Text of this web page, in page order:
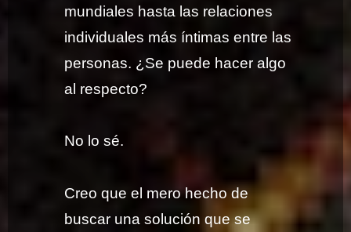
mundiales hasta las relaciones
individuales más íntimas entre las
personas. ¿Se puede hacer algo
al respecto?
No lo sé.
Creo que el mero hecho de
buscar una solución que se